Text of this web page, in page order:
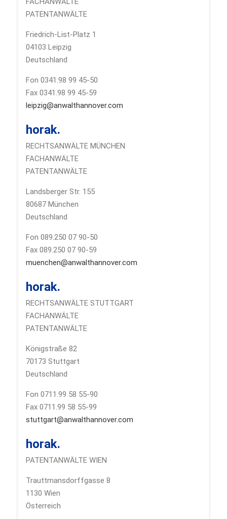
PATENTANWÄLTE
Friedrich-List-Platz 1
04103 Leipzig
Deutschland
Fon 0341.98 99 45-50
Fax 0341.98 99 45-59
leipzig@anwalthannover.com
horak.
RECHTSANWÄLTE MÜNCHEN
FACHANWÄLTE
PATENTANWÄLTE
Landsberger Str. 155
80687 München
Deutschland
Fon 089.250 07 90-50
Fax 089.250 07 90-59
muenchen@anwalthannover.com
horak.
RECHTSANWÄLTE STUTTGART
FACHANWÄLTE
PATENTANWÄLTE
Königstraße 82
70173 Stuttgart
Deutschland
Fon 0711.99 58 55-90
Fax 0711.99 58 55-99
stuttgart@anwalthannover.com
horak.
PATENTANWÄLTE WIEN
Trauttmansdorffgasse 8
1130 Wien
Österreich